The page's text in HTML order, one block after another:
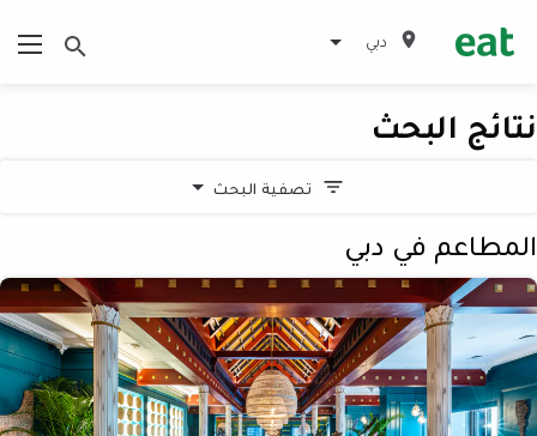
دبي
نتائج البحث
تصفية البحث
المطاعم في دبي